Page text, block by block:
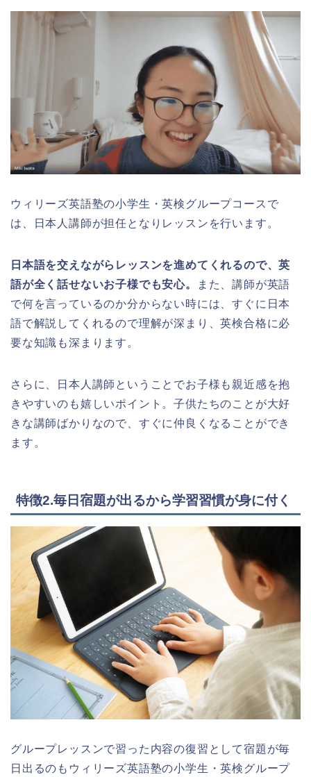
ウィリーズ英語塾の小学生・英検グループコースで
は、日本人講師が担任となりレッスンを行います。
日本語を交えながらレッスンを進めてくれるので、英
語が全く話せないお子様でも安心。
また、講師が英語
で何を言っているのか分からない時には、すぐに日本
語で解説してくれるので理解が深まり、英検合格に必
要な知識も深まります。
さらに、日本人講師ということでお子様も親近感を抱
きやすいのも嬉しいポイント。子供たちのことが大好
きな講師ばかりなので、すぐに仲良くなることができ
ます。
特徴2.毎日宿題が出るから学習習慣が身に付く
グループレッスンで習った内容の復習として宿題が毎
日出るのもウィリーズ英語塾の小学生・英検グループ